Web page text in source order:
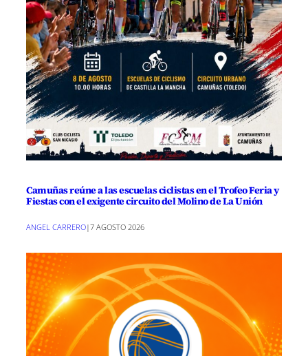
Camuñas reúne a las escuelas ciclistas en el Trofeo Feria y
Fiestas con el exigente circuito del Molino de La Unión
ANGEL CARRERO|7 AGOSTO 2026